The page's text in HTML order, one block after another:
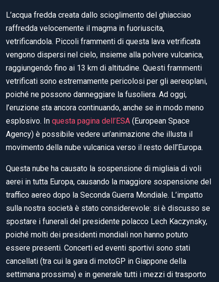
L’acqua fredda creata dallo scioglimento del ghiacciao
raffredda velocemente il magma in fuoriuscita,
vetrificandola. Piccoli frammenti di questa lava vetrificata
vengono dispersi nel cielo, insieme alla polvere vulcanica,
raggiungendo fino ai 13 km di altitudine. Questi frammenti
vetrificati sono estremamente pericolosi per gli aereoplani,
poiché ne possono danneggiare la fusoliera. Ad oggi,
l’eruzione sta ancora continuando, anche se in modo meno
esplosivo. In questa pagina dell’ESA (European Space
Agency) è possibile vedere un’animazione che illusta il
movimento della nube vulcanica verso il resto dell’Europa.
Questa nube ha causato la sospensione di migliaia di voli
aerei in tutta Europa, causando la maggiore sospensione del
traffico aereo dopo la Seconda Guerra Mondiale. L’impatto
sulla nostra società è stato considerevole: si è discusso se
spostare i funerali del presidente polacco Lech Kaczynsky,
poiché molti dei presidenti mondiali non hanno potuto
essere presenti. Concerti ed eventi sportivi sono stati
cancellati (tra cui la gara di motoGP in Giappone della
settimana prossima) e in generale tutti i mezzi di trasporto